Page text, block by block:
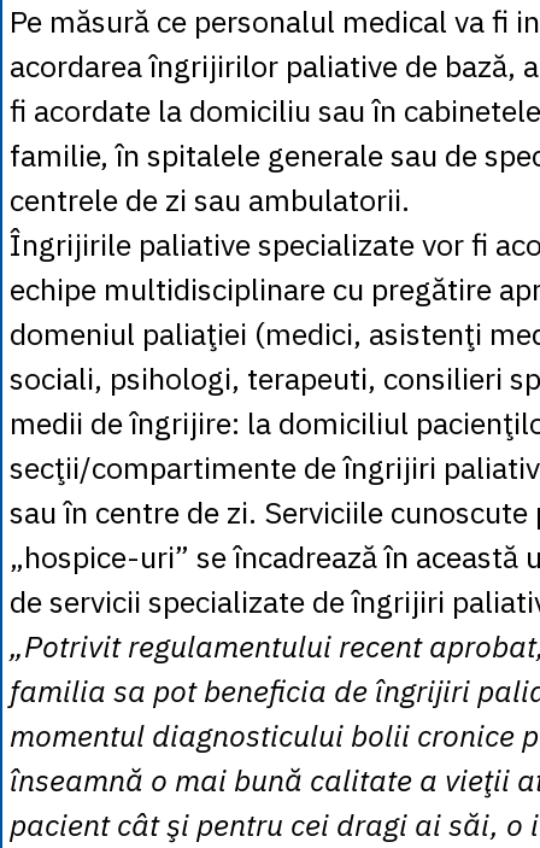
Pe măsură ce personalul medical va fi
acordarea îngrijirilor paliative de bază,
fi acordate la domiciliu sau în
familie, în spitalele generale sau de
centrele de zi sau ambulatorii.
Îngrijirile paliative specializate vor fi
echipe multidisciplinare cu pregătire
domeniul paliaţiei (medici, asistenţi
sociali, psihologi, terapeuti, consilieri
medii de îngrijire: la domiciliul
secţii/compartimente de îngrijiri
sau în centre de zi. Serviciile
„hospice-uri” se încadrează în această
de servicii specializate de îngrijiri
„Potrivit regulamentului recent
familia sa pot beneficia de îngrijiri
momentul diagnosticului bolii cronice
înseamnă o mai bună calitate a vieţii
pacient cât şi pentru cei dragi ai săi, o